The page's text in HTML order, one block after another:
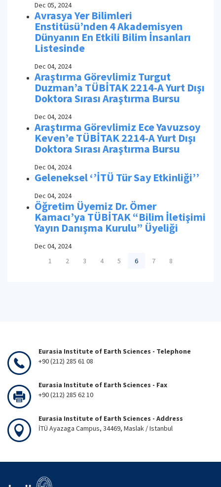
Dec 05, 2024
Avrasya Yer Bilimleri
Enstitüsü’nden 4 Akademisyen
Dünyanın En Etkili Bilim İnsanları
Listesinde
Dec 04, 2024
Araştırma Görevlimiz Turgut
Duzman’a TÜBİTAK 2214-A Yurt Dışı
Doktora Sırası Araştırma Bursu
Dec 04, 2024
Araştırma Görevlimiz Ece Yavuzsoy
Keven’e TÜBİTAK 2214-A Yurt Dışı
Doktora Sırası Araştırma Bursu
Dec 04, 2024
Geleneksel ‘’İTÜ Tür Say Etkinliği’’
Dec 04, 2024
Öğretim Üyemiz Dr. Ömer
Kamacı’ya TÜBİTAK “Bilim İletişimi
Yayın Danışma Kurulu” Üyeliği
Dec 04, 2024
1
2 3 4 5 6 7 8
Eurasia Institute of Earth Sciences - Telephone
+90 (212) 285 61 08
Eurasia Institute of Earth Sciences - Fax
+90 (212) 285 62 10
Eurasia Institute of Earth Sciences - Address
İTÜ Ayazaga Campus, 34469, Maslak / Istanbul